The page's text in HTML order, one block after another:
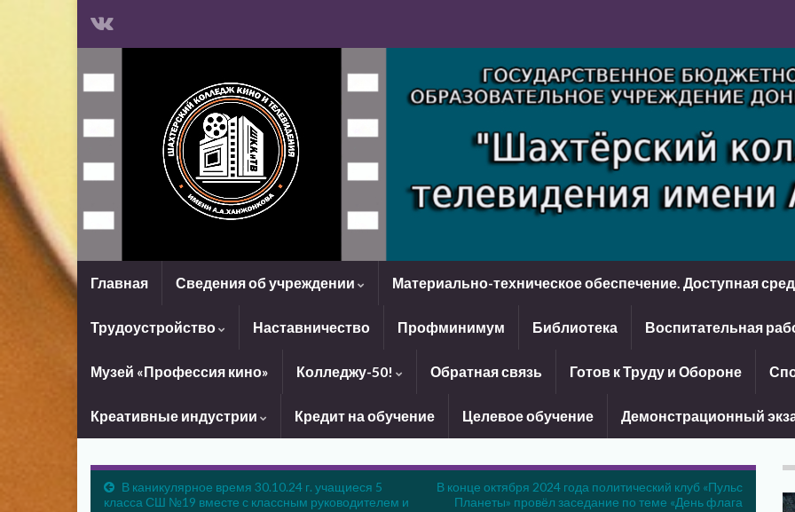
Главная Сведения об учреждении Материально-техническое обеспечение. Доступная
Трудоустройство Наставничество Профминимум Библиотека Воспитательная
Музей «Профессия кино» Колледжу-50! Обратная связь Готов к Труду и Обороне
Креативные индустрии Кредит на обучение Целевое обучение Демонстрационный
В каникулярное время 30.10.24 г. учащиеся 5
класса СШ №19 вместе с классным руководителем и
В конце октября 2024 года политический клуб «Пульс
Планеты» провёл заседание по теме «День флага